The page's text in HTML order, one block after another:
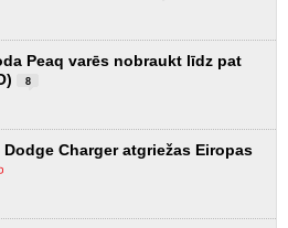
Peaq varēs nobraukt līdz pat
8
Dodge Charger atgriežas Eiropas